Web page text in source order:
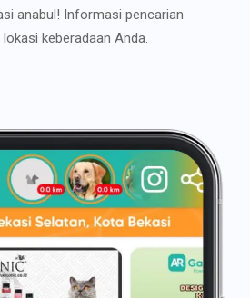
anabul! Informasi pencarian
keberadaan Anda.